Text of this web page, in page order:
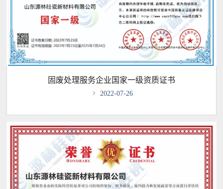
固废处理服务企业国家一级资质证书
 2022-07-26